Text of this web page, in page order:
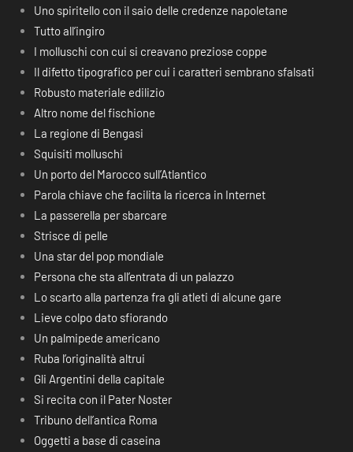
Uno spiritello con il saio delle credenze napoletane
Tutto all’ingiro
I molluschi con cui si creavano preziose coppe
Il difetto tipografico per cui i caratteri sembrano sfalsati
Robusto materiale edilizio
Altro nome del fischione
La regione di Bengasi
Squisiti molluschi
Un porto del Marocco sull’Atlantico
Parola chiave che facilita la ricerca in Internet
La passerella per sbarcare
Strisce di pelle
Una star del pop mondiale
Persona che sta all’entrata di un palazzo
Lo scarto alla partenza fra gli atleti di alcune gare
Lieve colpo dato sfiorando
Un palmipede americano
Ruba l’originalità altrui
Gli Argentini della capitale
Si recita con il Pater Noster
Tribuno dell’antica Roma
Oggetti a base di caseina